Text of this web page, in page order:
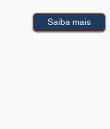
Saiba mais